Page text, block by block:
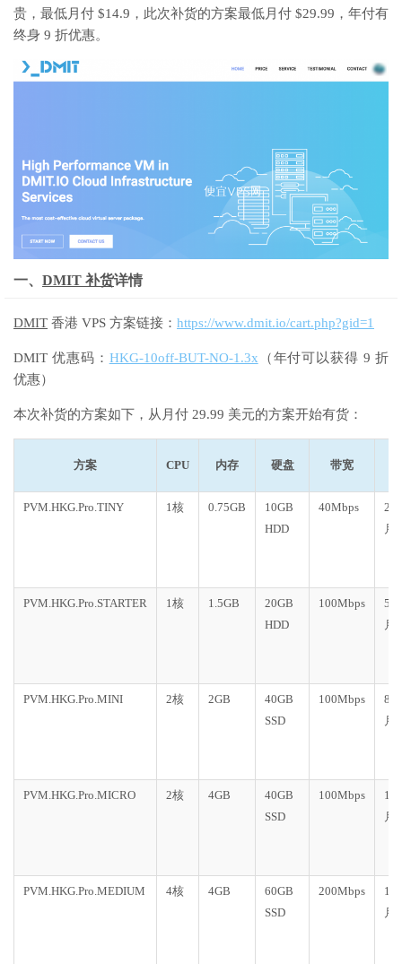
贵，最低月付 $14.9，此次补货的方案最低月付 $29.99，年付有
终身 9 折优惠。
一、 DMIT 补货详情
DMIT 香港 VPS 方案链接： https://www.dmit.io/cart.php?gid=1
DMIT 优惠码： HKG-10off-BUT-NO-1.3x （年付可以获得 9 折
优惠）
本次补货的方案如下，从月付 29.99 美元的方案开始有货：
方案 CPU 内存 硬盘 带宽
PVM.HKG.Pro.TINY 1核 0.75GB
10GB
HDD
40Mbps
月
PVM.HKG.Pro.STARTER 1核 1.5GB
20GB
HDD
100Mbps
月
PVM.HKG.Pro.MINI 2核 2GB
40GB
SSD
100Mbps
月
PVM.HKG.Pro.MICRO 2核 4GB
40GB
SSD
100Mbps
月
PVM.HKG.Pro.MEDIUM 4核 4GB
60GB
SSD
200Mbps
月